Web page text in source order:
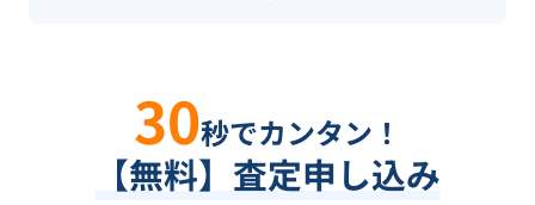
30秒でカンタン！
【無料】査定申し込み